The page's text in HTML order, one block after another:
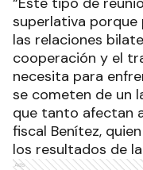
superlativa porque
las relaciones
cooperación y el
necesita para
se cometen de un
que tanto afectan
fiscal Benítez,
los resultados de
Ads